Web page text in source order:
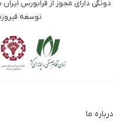
دونگی دارای مجوز از فرابورس
توسعه
درباره ما